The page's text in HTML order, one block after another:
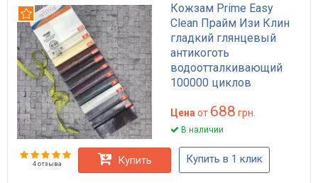
Кожзам Prime Easy
Clean Прайм Изи Клин
гладкий глянцевый
антикоготь
водоотталкивающий
100000 циклов
дивана стульев HoReCa
плотность 520 г/м²
Рекомендуем
Цена от 688 грн.
В наличии
4 отзыва Купить Купить в 1 клик